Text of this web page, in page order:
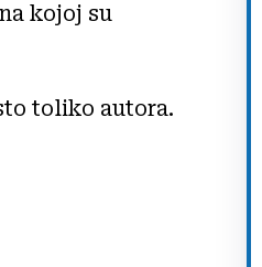
kojoj su
toliko autora.